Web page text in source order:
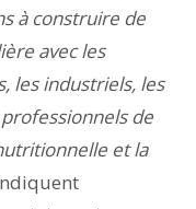
à construire de
avec les
les industriels, les
de
et la